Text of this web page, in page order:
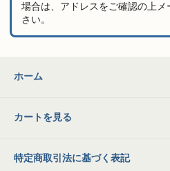
場合は、アドレスをご確認の上
さい。
ホーム
カートを見る
特定商取引法に基づく表記